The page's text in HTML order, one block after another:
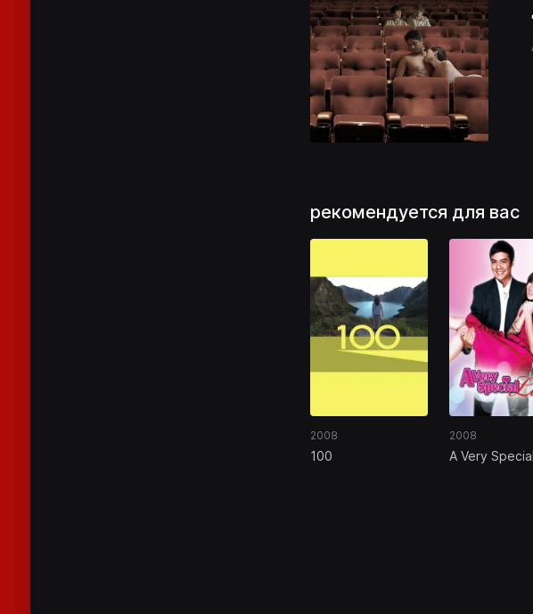
рекомендуется для вас
2008
100
2008
A Very Special